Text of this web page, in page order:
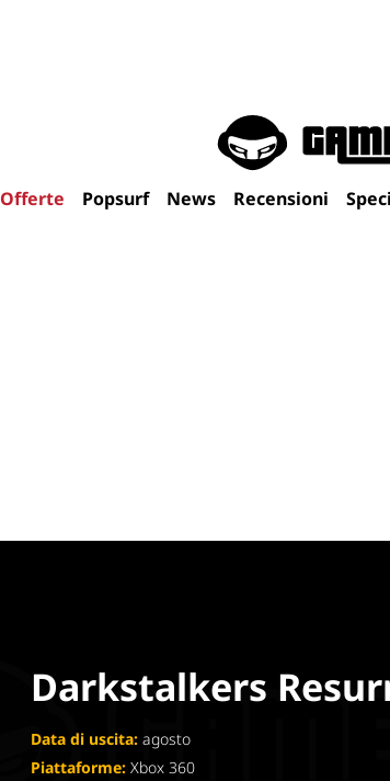
Offerte Popsurf News Recensioni
Darkstalkers
Data di uscita: agosto
Piattaforme: Xbox 360